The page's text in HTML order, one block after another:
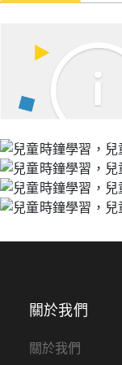
關於我們
關於我們